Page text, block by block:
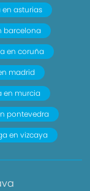
asturias
barcelona
en coruña
madrid
en murcia
pontevedra
en vizcaya